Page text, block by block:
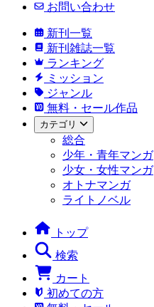
お問い合わせ
新刊一覧
新刊雑誌一覧
ランキング
ミッション
ジャンル
無料・セール作品
カテゴリ
総合
少年・青年マンガ
少女・女性マンガ
オトナマンガ
ライトノベル
トップ
検索
カート
初めての方